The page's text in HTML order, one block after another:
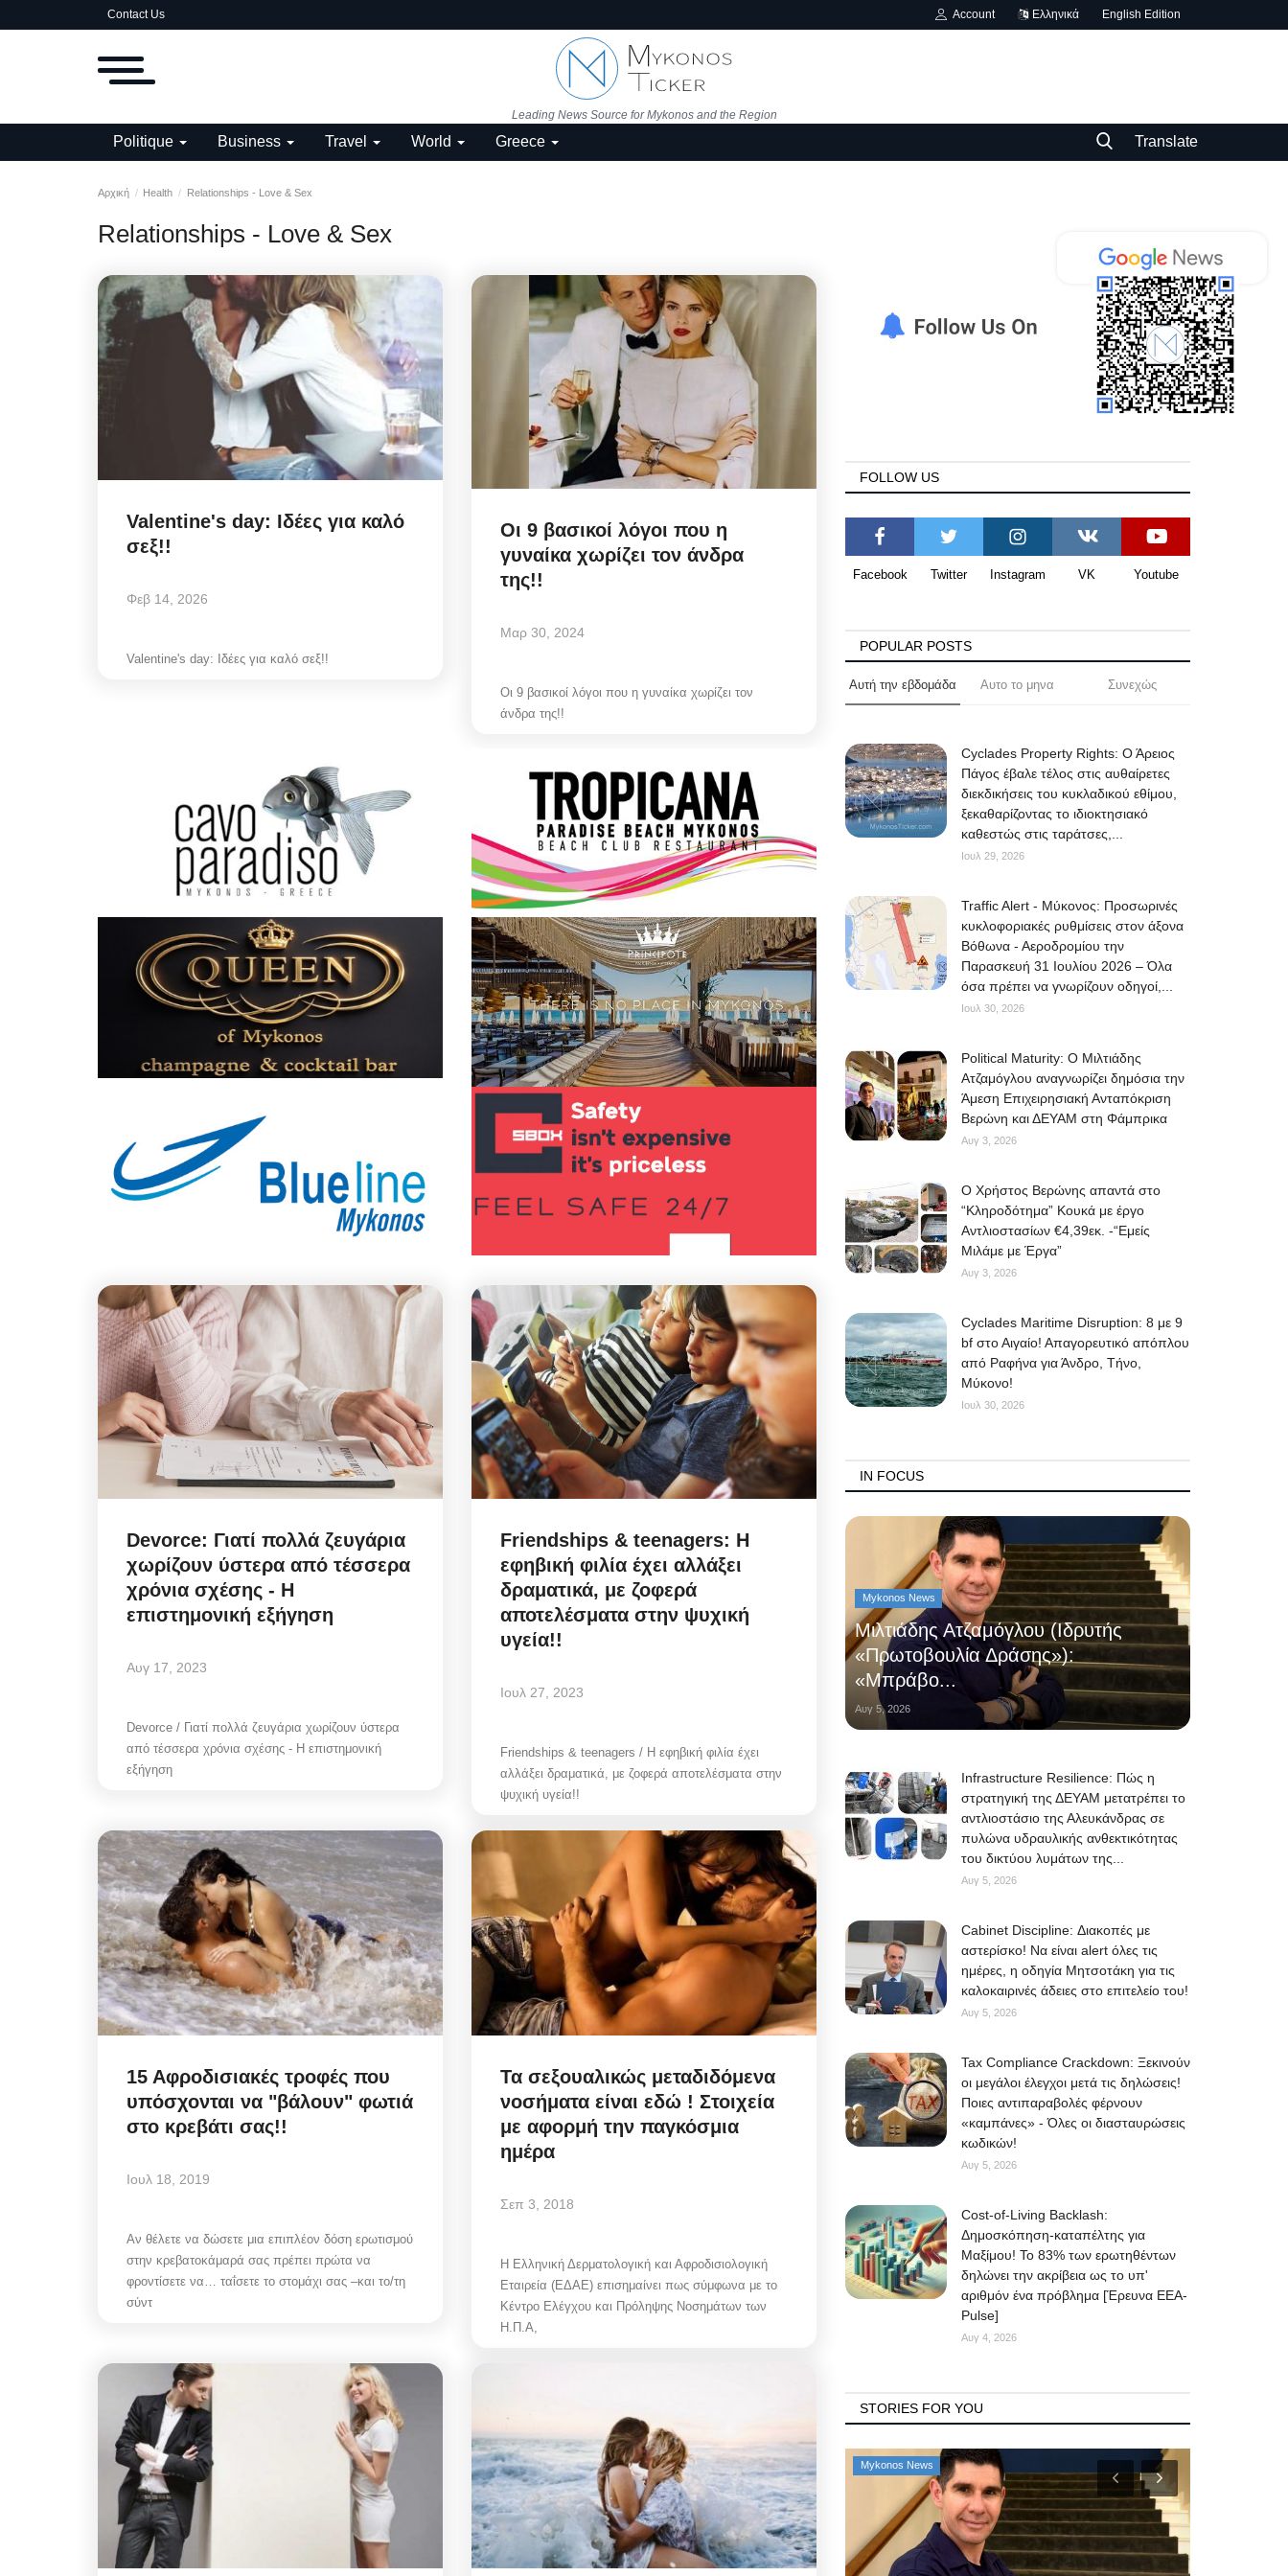
Contact Us Account Ελληνικά English Edition
Leading News Source for Mykonos and the Region
Politique Business Travel World Greece Translate
Αρχική Health Relationships - Love & Sex
Relationships - Love & Sex
Valentine's day: Ιδέες για καλό
σεξ!!
Φεβ 14, 2026
Valentine's day: Ιδέες για καλό σεξ!!
Οι 9 βασικοί λόγοι που η
γυναίκα χωρίζει τον άνδρα
της!!
Μαρ 30, 2024
Οι 9 βασικοί λόγοι που η γυναίκα χωρίζει τον
άνδρα της!!
Devorce: Γιατί πολλά ζευγάρια
χωρίζουν ύστερα από τέσσερα
χρόνια σχέσης - Η
επιστημονική εξήγηση
Αυγ 17, 2023
Devorce / Γιατί πολλά ζευγάρια χωρίζουν ύστερα
από τέσσερα χρόνια σχέσης - Η επιστημονική
εξήγηση
Friendships & teenagers: Η
εφηβική φιλία έχει αλλάξει
δραματικά, με ζοφερά
αποτελέσματα στην ψυχική
υγεία!!
Ιουλ 27, 2023
Friendships & teenagers / Η εφηβική φιλία έχει
αλλάξει δραματικά, με ζοφερά αποτελέσματα στην
ψυχική υγεία!!
15 Αφροδισιακές τροφές που
υπόσχονται να "βάλουν" φωτιά
στο κρεβάτι σας!!
Ιουλ 18, 2019
Αν θέλετε να δώσετε μια επιπλέον δόση ερωτισμού
στην κρεβατοκάμαρά σας πρέπει πρώτα να
φροντίσετε να… ταΐσετε το στομάχι σας –και το/τη
σύντ
Τα σεξουαλικώς μεταδιδόμενα
νοσήματα είναι εδώ ! Στοιχεία
με αφορμή την παγκόσμια
ημέρα
Σεπ 3, 2018
Η Ελληνική Δερματολογική και Αφροδισιολογική
Εταιρεία (ΕΔΑΕ) επισημαίνει πως σύμφωνα με το
Κέντρο Ελέγχου και Πρόληψης Νοσημάτων των
Η.Π.Α,
FOLLOW US
Facebook Twitter Instagram VK Youtube
POPULAR POSTS
Αυτή την εβδομάδα Αυτο το μηνα Συνεχώς
Cyclades Property Rights: Ο Άρειος
Πάγος έβαλε τέλος στις αυθαίρετες
διεκδικήσεις του κυκλαδικού εθίμου,
ξεκαθαρίζοντας το ιδιοκτησιακό
καθεστώς στις ταράτσες,...
Ιουλ 29, 2026
Traffic Alert - Μύκονος: Προσωρινές
κυκλοφοριακές ρυθμίσεις στον άξονα
Βόθωνα - Αεροδρομίου την
Παρασκευή 31 Ιουλίου 2026 – Όλα
όσα πρέπει να γνωρίζουν οδηγοί,...
Ιουλ 30, 2026
Political Maturity: Ο Μιλτιάδης
Ατζαμόγλου αναγνωρίζει δημόσια την
Άμεση Επιχειρησιακή Ανταπόκριση
Βερώνη και ΔΕΥΑΜ στη Φάμπρικα
Αυγ 3, 2026
O Χρήστος Βερώνης απαντά στο
“Κληροδότημα” Κουκά με έργο
Αντλιοστασίων €4,39εκ. -“Εμείς
Μιλάμε με Έργα”
Αυγ 3, 2026
Cyclades Maritime Disruption: 8 με 9
bf στο Αιγαίο! Απαγορευτικό απόπλου
από Ραφήνα για Άνδρο, Τήνο,
Μύκονο!
Ιουλ 30, 2026
IN FOCUS
Mykonos News
Μιλτιάδης Ατζαμόγλου (Ιδρυτής
«Πρωτοβουλία Δράσης»):
«Μπράβο...
Αυγ 5, 2026
Infrastructure Resilience: Πώς η
στρατηγική της ΔΕΥΑΜ μετατρέπει το
αντλιοστάσιο της Αλευκάνδρας σε
πυλώνα υδραυλικής ανθεκτικότητας
του δικτύου λυμάτων της...
Αυγ 5, 2026
Cabinet Discipline: Διακοπές με
αστερίσκο! Να είναι alert όλες τις
ημέρες, η οδηγία Μητσοτάκη για τις
καλοκαιρινές άδειες στο επιτελείο του!
Αυγ 5, 2026
Tax Compliance Crackdown: Ξεκινούν
οι μεγάλοι έλεγχοι μετά τις δηλώσεις!
Ποιες αντιπαραβολές φέρνουν
«καμπάνες» - Όλες οι διασταυρώσεις
κωδικών!
Αυγ 5, 2026
Cost-of-Living Backlash:
Δημοσκόπηση-καταπέλτης για
Μαξίμου! Το 83% των ερωτηθέντων
δηλώνει την ακρίβεια ως το υπ'
αριθμόν ένα πρόβλημα [Έρευνα ΕΕΑ-
Pulse]
Αυγ 4, 2026
STORIES FOR YOU
Mykonos Municipal News Mykonos News Mykonos Δ.Ε.Υ.Α. Μυκόνου